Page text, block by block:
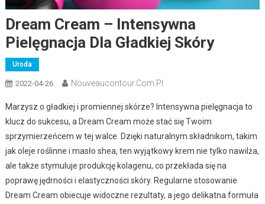
Dream Cream – Intensywna
Pielęgnacja Dla Gładkiej Skóry
Uroda
2022-04-26 Nouveaucontour.com.pl
Marzysz o gładkiej i promiennej skórze? Intensywna pielęgnacja to
klucz do sukcesu, a Dream Cream może stać się Twoim
sprzymierzeńcem w tej walce. Dzięki naturalnym składnikom, takim
jak oleje roślinne i masło shea, ten wyjątkowy krem nie tylko nawilża,
ale także stymuluje produkcję kolagenu, co przekłada się na
poprawę jędrności i elastyczności skóry. Regularne stosowanie
Dream Cream obiecuje widoczne rezultaty, a jego delikatna formuła